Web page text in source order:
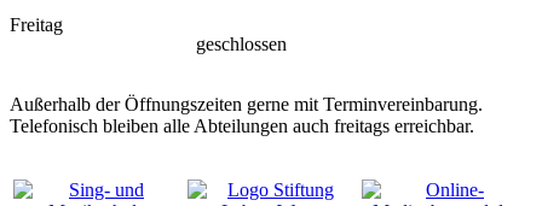
Freitag
geschlossen
Außerhalb der Öffnungszeiten gerne mit Terminvereinbarung.
Telefonisch bleiben alle Abteilungen auch freitags erreichbar.